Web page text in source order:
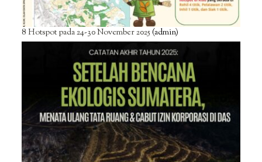
8 Hotspot pada 24-30 November 2025(admin)